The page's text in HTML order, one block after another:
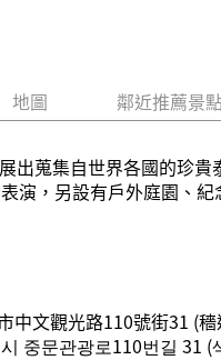
地圖 鄰近推薦景
出蒐集自世界各國的珍
演，另設有戶外庭園、紀
中文觀光路110號街31 (穡
중문관광로110번길 31 (